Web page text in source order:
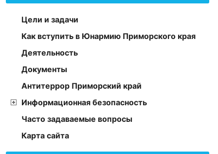
Цели и задачи
Как вступить в Юнармию Приморского края
Деятельность
Документы
Антитеррор Приморский край
Информационная безопасность
Часто задаваемые вопросы
Карта сайта